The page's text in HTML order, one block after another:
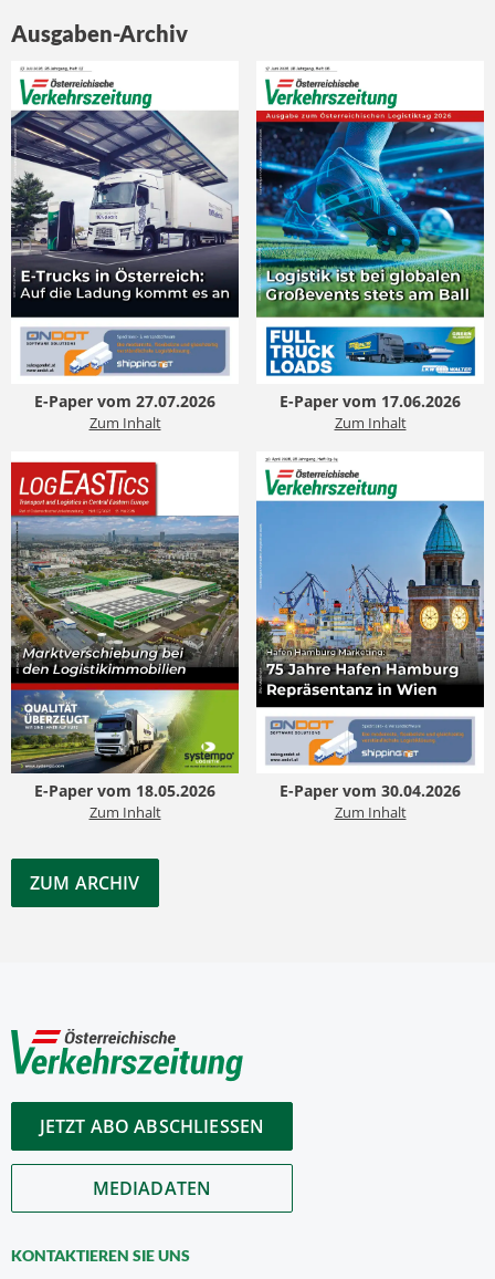
Ausgaben-Archiv
E-Paper vom 27.07.2026
Zum Inhalt
E-Paper vom 17.06.2026
Zum Inhalt
E-Paper vom 18.05.2026
Zum Inhalt
E-Paper vom 30.04.2026
Zum Inhalt
ZUM ARCHIV
JETZT ABO ABSCHLIESSEN
MEDIADATEN
KONTAKTIEREN SIE UNS